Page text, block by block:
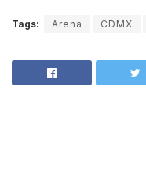
Tags: Arena CDMX